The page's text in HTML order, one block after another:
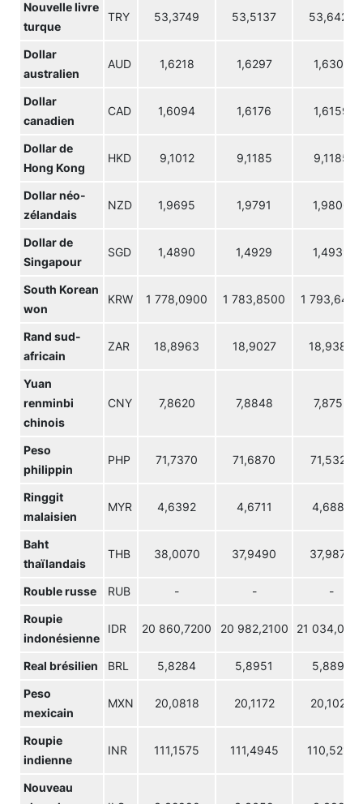
Nouvelle livre
turque
TRY 53,3749 53,5137 53,6425
Dollar
australien
AUD 1,6218 1,6297 1,6301
Dollar
canadien
CAD 1,6094 1,6176 1,6159
Dollar de
Hong Kong
HKD 9,1012 9,1185 9,1185
Dollar néo-
zélandais
NZD 1,9695 1,9791 1,9806
Dollar de
Singapour
SGD 1,4890 1,4929 1,4939
South Korean
won
KRW 1 778,0900 1 783,8500 1 793,6400
Rand sud-
africain
ZAR 18,8963 18,9027 18,9389
Yuan
renminbi
chinois
CNY 7,8620 7,8848 7,8752
Peso
philippin
PHP 71,7370 71,6870 71,5320
Ringgit
malaisien
MYR 4,6392 4,6711 4,6886
Baht
thaïlandais
THB 38,0070 37,9490 37,9870
Rouble russe RUB - - -
Roupie
indonésienne
IDR 20 860,7200 20 982,2100 21
Real brésilien BRL 5,8284 5,8951 5,8897
Peso
mexicain
MXN 20,0818 20,1172 20,1029
Roupie
indienne
INR 111,1575 111,4945 110,5215
Nouveau